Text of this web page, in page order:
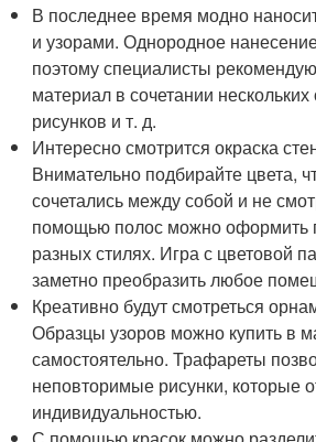
В последнее время модно
и узорами. Однородное
поэтому специалисты
материал в сочетании нескольких
рисунков и т. д.
Интересно смотрится окраска
Внимательно подбирайте цвета,
сочетались между собой и не
помощью полос можно оформить
разных стилях. Игра с цветовой
заметно преобразить любое
Креативно будут смотреться
Образцы узоров можно купить в
самостоятельно. Трафареты
неповторимые рисунки, которые
индивидуальностью.